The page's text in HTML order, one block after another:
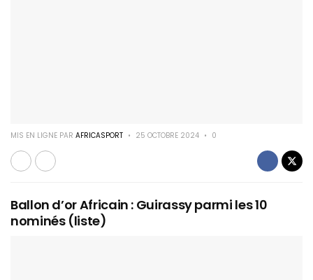
MIS EN LIGNE PAR AFRICASPORT 25 OCTOBRE 2024 0
Ballon d’or Africain : Guirassy parmi les 10
nominés (liste)